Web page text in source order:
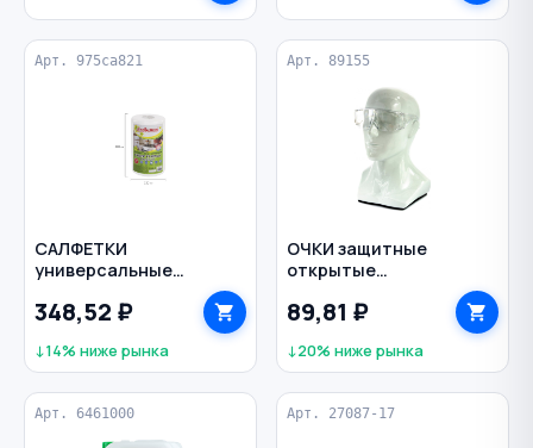
Арт. 975ca821
САЛФЕТКИ
универсальные
(1рул=150шт) вискоза
20х23см СУПЕР ТРЯПКА
348,52 ₽
↓14% ниже рынка
Арт. 89155
ОЧКИ защитные
открытые
прозрачные боковая/
СИБРТЕХ
89,81 ₽
↓20% ниже рынка
Арт. 6461000 Арт. 27087-17